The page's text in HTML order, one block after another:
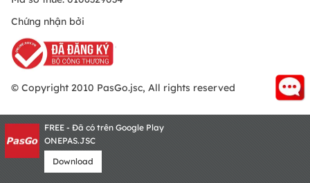
Chứng nhận bởi
© Copyright 2010 PasGo.jsc, All rights reserved
FREE - Đã có trên Google Play
ONEPAS.JSC
Download